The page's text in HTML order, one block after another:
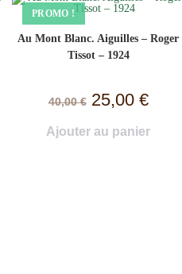
PROMO !
Au Mont Blanc. Aiguilles – Roger
Tissot – 1924
40,00€ 25,00 €
Ajouter au panier